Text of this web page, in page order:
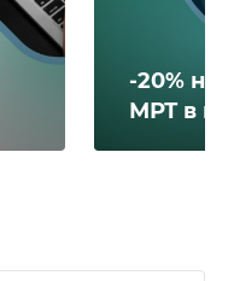
-20% на
МРТ в